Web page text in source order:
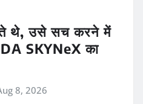
थे, उसे सच करने में
SKYNeX का
8, 2026